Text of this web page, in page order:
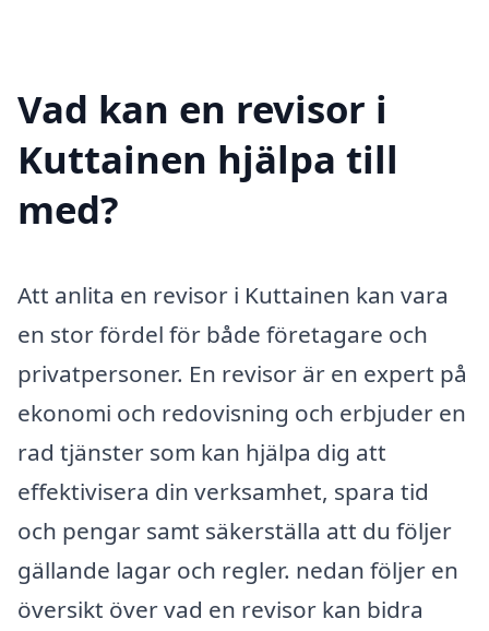
Vad kan en revisor i
Kuttainen hjälpa till
med?
Att anlita en revisor i Kuttainen kan vara
en stor fördel för både företagare och
privatpersoner. En revisor är en expert på
ekonomi och redovisning och erbjuder en
rad tjänster som kan hjälpa dig att
effektivisera din verksamhet, spara tid
och pengar samt säkerställa att du följer
gällande lagar och regler. nedan följer en
översikt över vad en revisor kan bidra